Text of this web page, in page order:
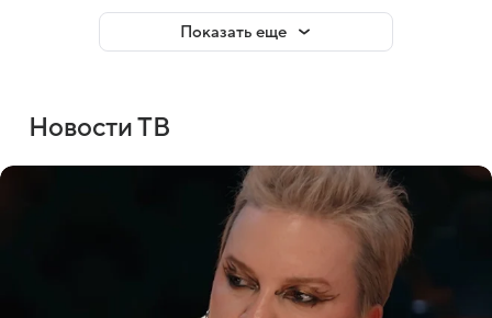
Показать еще
Новости ТВ